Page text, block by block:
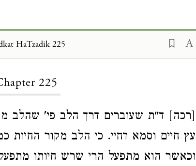
HaTzadik 225
225
‏[רכה] ד"ת שעוברים דרך הלב פי' שהלב
עץ חיים וסמא דחיי. כי ‏הלב מקור החיות
וכאשר הוא מתפעל הרי שרש חיותו